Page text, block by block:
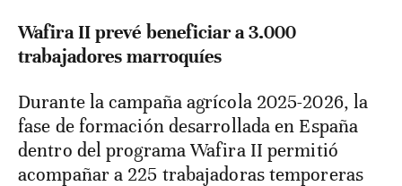
Wafira II prevé beneficiar a 3.000
trabajadores marroquíes
Durante la campaña agrícola 2025-2026, la
fase de formación desarrollada en España
dentro del programa Wafira II permitió
acompañar a 225 trabajadoras temporeras